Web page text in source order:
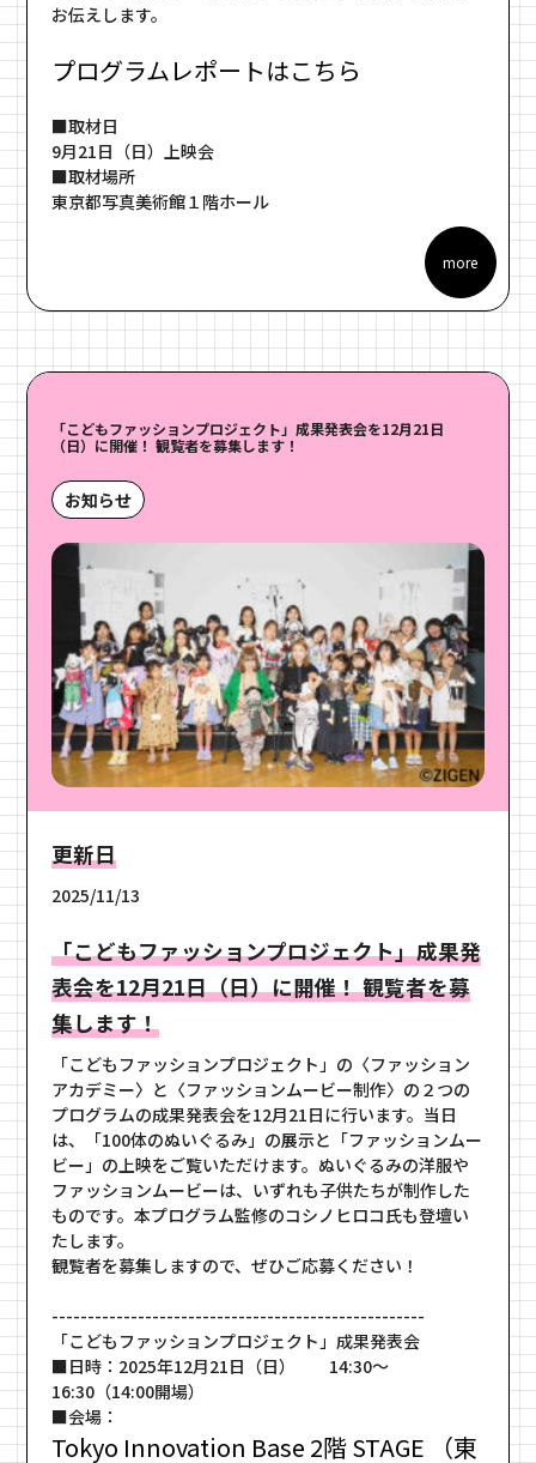
お伝えします。
プログラムレポートはこちら
■取材日
9月21日（日）上映会
■取材場所
東京都写真美術館１階ホール
more
「こどもファッションプロジェクト」成果発表会を12月21日
（日）に開催！ 観覧者を募集します！
お知らせ
更新日
2025/11/13
「こどもファッションプロジェクト」成果発
表会を12月21日（日）に開催！ 観覧者を募
集します！
「こどもファッションプロジェクト」の〈ファッション
アカデミー〉と〈ファッションムービー制作〉の２つの
プログラムの成果発表会を12月21日に行います。当日
は、「100体のぬいぐるみ」の展示と「ファッションムー
ビー」の上映をご覧いただけます。ぬいぐるみの洋服や
ファッションムービーは、いずれも子供たちが制作した
ものです。本プログラム監修のコシノヒロコ氏も登壇い
たします。
観覧者を募集しますので、ぜひご応募ください！
----------------------------------------------------
「こどもファッションプロジェクト」成果発表会
■日時：2025年12月21日（日） 14:30～
16:30（14:00開場）
■会場：
Tokyo Innovation Base 2階 STAGE （東